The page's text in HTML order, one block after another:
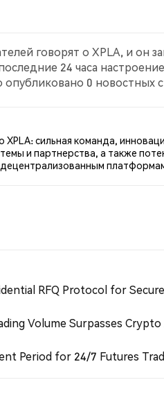
говорят о XPLA, и он
24 часа
0 новостных
сильная команда,
и партнерства, а также
RFQ Protocol for
Volume Surpasses
Period for 24/7 Futures